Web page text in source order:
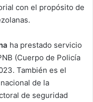
con el propósito de
ha prestado servicio
(Cuerpo de Policía
También es el
de la
de seguridad